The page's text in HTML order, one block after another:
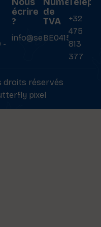
-
écrire
?
info@setransmat.com
de
TVA
BE0415027069
+32
475
813
377
droits réservés
pixel